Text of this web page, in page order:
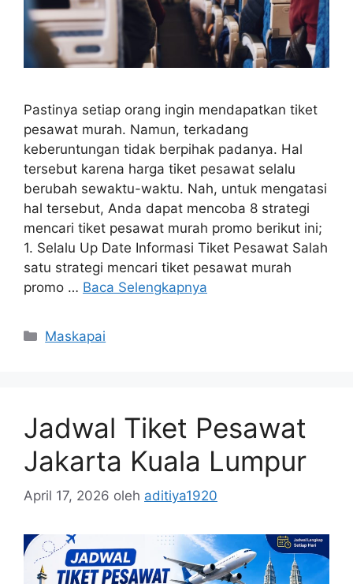
Pastinya setiap orang ingin mendapatkan tiket
pesawat murah. Namun, terkadang
keberuntungan tidak berpihak padanya. Hal
tersebut karena harga tiket pesawat selalu
berubah sewaktu-waktu. Nah, untuk mengatasi
hal tersebut, Anda dapat mencoba 8 strategi
mencari tiket pesawat murah promo berikut ini;
1. Selalu Up Date Informasi Tiket Pesawat Salah
satu strategi mencari tiket pesawat murah
promo … Baca Selengkapnya
Maskapai
Jadwal Tiket Pesawat
Jakarta Kuala Lumpur
April 17, 2026 oleh aditiya1920